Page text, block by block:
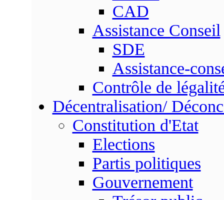
CAD
Assistance Conseil
SDE
Assistance-
Contrôle de
Décentralisation/
Constitution d'Etat
Elections
Partis politiques
Gouvernement